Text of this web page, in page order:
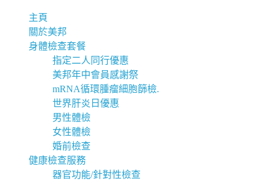
主頁
關於美邦
身體檢查套餐
指定二人同行優惠
美邦年中會員感謝祭
mRNA循環腫瘤細胞篩檢.
世界肝炎日優惠
男性體檢
女性體檢
婚前檢查
健康檢查服務
器官功能/針對性檢查